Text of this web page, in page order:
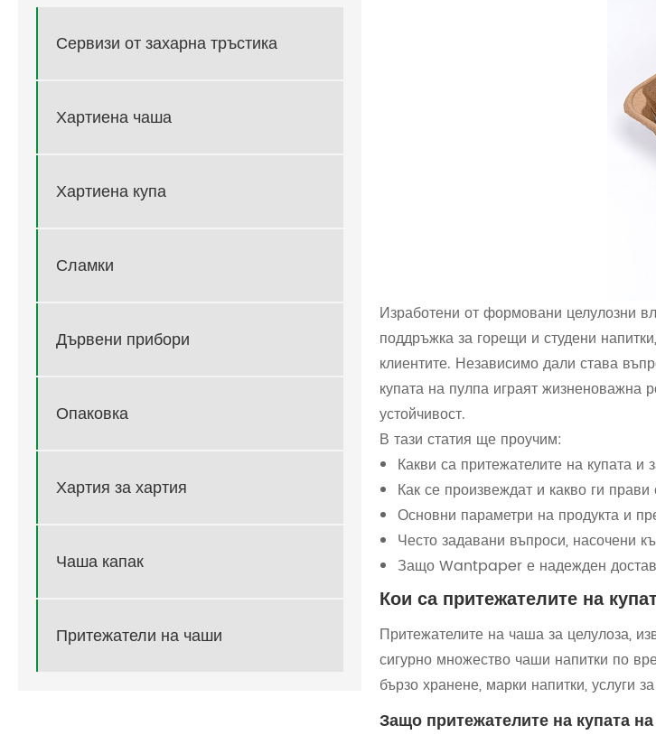
Сервизи от захарна тръстика
Хартиена чаша
Хартиена купа
Сламки
Дървени прибори
Опаковка
Хартия за хартия
Чаша капак
Притежатели на чаши
Изработени от формовани целулозни
поддръжка за горещи и студени
клиентите. Независимо дали става
купата на пулпа играят жизненоважна
устойчивост.
В тази статия ще проучим:
Какви са притежателите на купата
Как се произвеждат и какво ги прави
Основни параметри на продукта и
Често задавани въпроси, насочени
Защо Wantpaper е надежден
Кои са притежателите на
Притежателите на чаша за целулоза,
сигурно множество чаши напитки по
бързо хранене, марки напитки, услуги
Защо притежателите на купата